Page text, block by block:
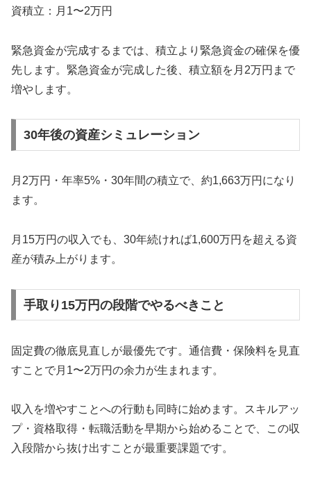
資積立：月1〜2万円
緊急資金が完成するまでは、積立より緊急資金の確保を優
先します。緊急資金が完成した後、積立額を月2万円まで
増やします。
30年後の資産シミュレーション
月2万円・年率5%・30年間の積立で、約1,663万円になり
ます。
月15万円の収入でも、30年続ければ1,600万円を超える資
産が積み上がります。
手取り15万円の段階でやるべきこと
固定費の徹底見直しが最優先です。通信費・保険料を見直
すことで月1〜2万円の余力が生まれます。
収入を増やすことへの行動も同時に始めます。スキルアッ
プ・資格取得・転職活動を早期から始めることで、この収
入段階から抜け出すことが最重要課題です。